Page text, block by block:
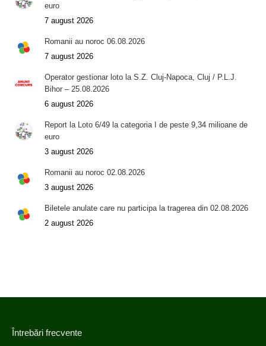
euro
7 august 2026
Romanii au noroc 06.08.2026
7 august 2026
Operator gestionar loto la S.Z. Cluj-Napoca, Cluj / P.L.J.
Bihor – 25.08.2026
6 august 2026
Report la Loto 6/49 la categoria I de peste 9,34 milioane de
euro
3 august 2026
Romanii au noroc 02.08.2026
3 august 2026
Biletele anulate care nu participa la tragerea din 02.08.2026
2 august 2026
Întrebări frecvente